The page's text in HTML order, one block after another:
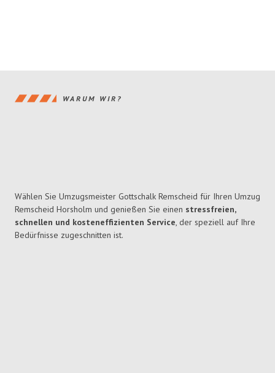
WARUM WIR?
Wählen Sie Umzugsmeister Gottschalk Remscheid für Ihren Umzug
Remscheid Horsholm und genießen Sie einen stressfreien,
schnellen und kosteneffizienten Service, der speziell auf Ihre
Bedürfnisse zugeschnitten ist.